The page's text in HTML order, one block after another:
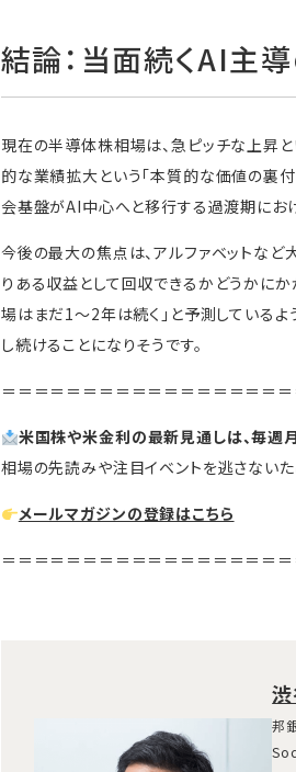
結論：当面続くAI主
現在の半導体株相場は、急ピッチな上昇
的な業績拡大という「本質的な価値の裏付
会基盤がAI中心へと移行する過渡期におけ
今後の最大の焦点は、アルファベットな
りある収益として回収できるかどうかにか
場はまだ1〜2年は続く」と予測している
し続けることになりそうです。
＝＝＝＝＝＝＝＝＝＝＝＝＝＝＝＝＝
米国株や米金利の最新見通しは、毎週
相場の先読みや注目イベントを逃さないた
メールマガジンの登録はこちら
＝＝＝＝＝＝＝＝＝＝＝＝＝＝＝＝＝
邦